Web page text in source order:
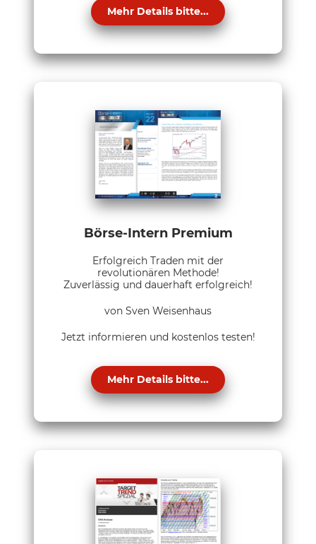
Mehr Details bitte...
Börse-Intern Premium
Erfolgreich Traden mit der
revolutionären Methode!
Zuverlässig und dauerhaft erfolgreich!
von Sven Weisenhaus
Jetzt informieren und kostenlos testen!
Mehr Details bitte...